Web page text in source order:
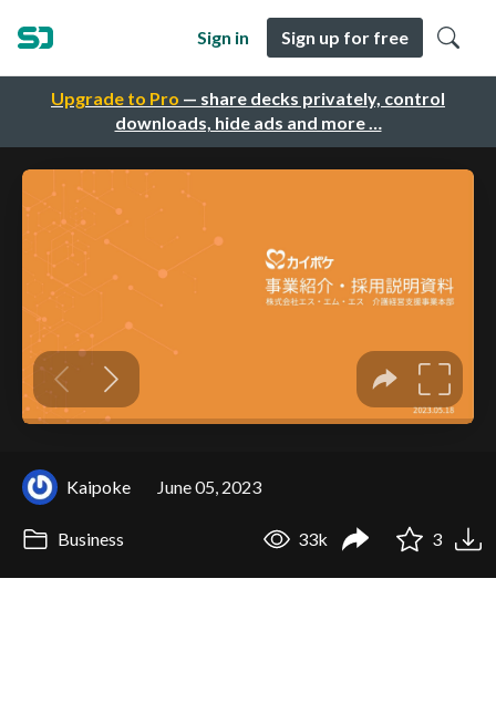
Upgrade to Pro — share decks privately, control
downloads, hide ads and more …
Sign in Sign up for free
Kaipoke June 05, 2023
Business 33k 3